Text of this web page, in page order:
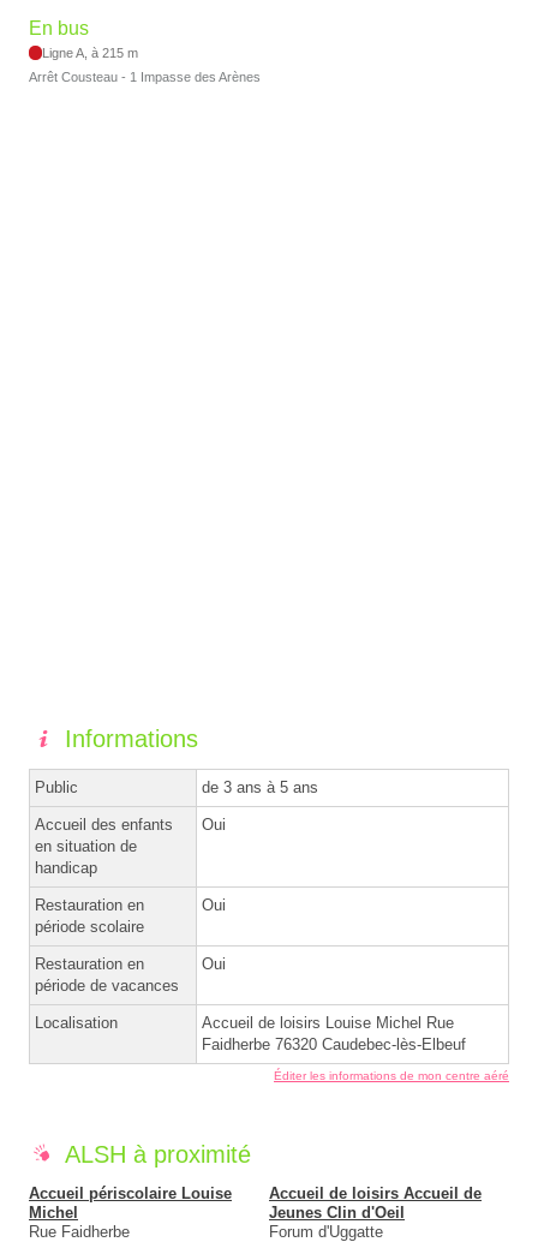
En bus
Ligne A, à 215 m
Arrêt Cousteau - 1 Impasse des Arènes
Informations
Public de 3 ans à 5 ans
Accueil des enfants
en situation de
handicap
Oui
Restauration en
période scolaire
Oui
Restauration en
période de vacances
Oui
Localisation
Accueil de loisirs Louise Michel Rue
Faidherbe 76320 Caudebec-lès-Elbeuf
Éditer les informations de mon centre aéré
ALSH à proximité
Accueil périscolaire Louise
Michel
Rue Faidherbe
Accueil de loisirs Accueil de
Jeunes Clin d'Oeil
Forum d'Uggatte